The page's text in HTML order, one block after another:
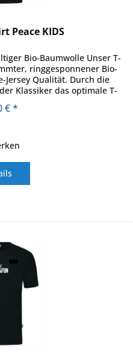
Peace KIDS
Bio-Baumwolle Unser T-
ringgesponnener Bio-
Jersey Qualität. Durch die
Klassiker das optimale T-
€ *